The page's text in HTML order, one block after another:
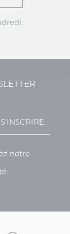
S'INSCRIRE
notre